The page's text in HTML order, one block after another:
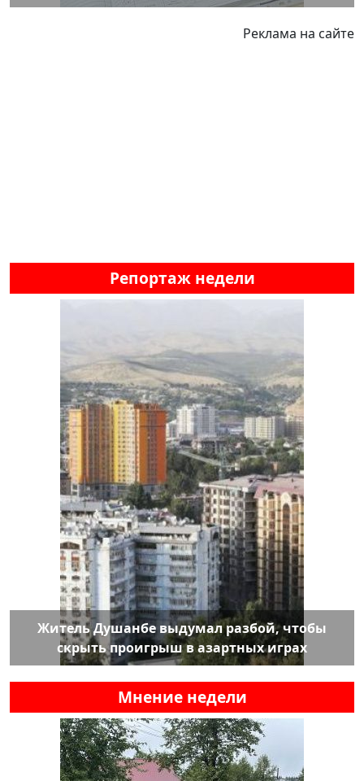
Реклама на сайте
Репортаж недели
Житель Душанбе выдумал разбой, чтобы
скрыть проигрыш в азартных играх
Мнение недели